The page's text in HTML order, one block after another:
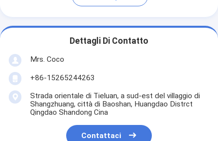
Dettagli Di Contatto
Mrs. Coco
+86-15265244263
Strada orientale di Tieluan, a sud-est del villaggio di
Shangzhuang, città di Baoshan, Huangdao Distrct
Qingdao Shandong Cina
Contattaci